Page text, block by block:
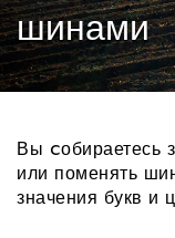
шинами
Вы cобираетесь
или поменять
значения букв и